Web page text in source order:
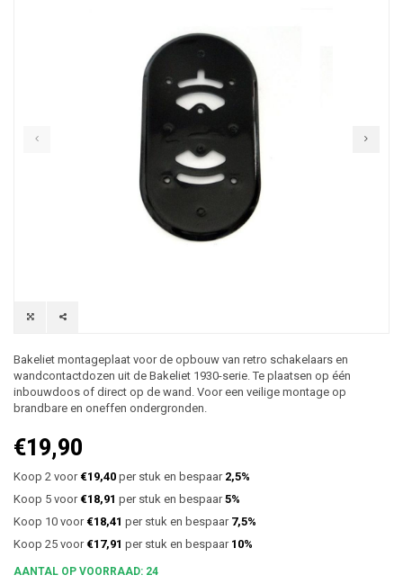
Bakeliet montageplaat voor de opbouw van retro schakelaars en
wandcontactdozen uit de Bakeliet 1930-serie. Te plaatsen op één
inbouwdoos of direct op de wand. Voor een veilige montage op
brandbare en oneffen ondergronden.
€19,90
Koop 2 voor €19,40 per stuk en bespaar 2,5%
Koop 5 voor €18,91 per stuk en bespaar5%
Koop 10 voor €18,41 per stuk en bespaar 7,5%
Koop 25 voor €17,91 per stuk en bespaar 10%
AANTAL OP VOORRAAD: 24